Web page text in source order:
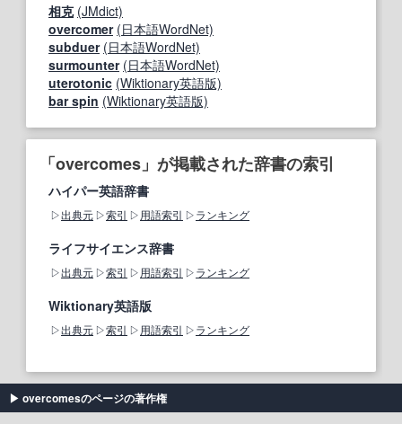
相克 (JMdict)
overcomer (日本語WordNet)
subduer (日本語WordNet)
surmounter (日本語WordNet)
uterotonic (Wiktionary英語版)
bar spin (Wiktionary英語版)
「overcomes」が掲載された辞書の索引
ハイパー英語辞書
出典元 索引 用語索引 ランキング
ライフサイエンス辞書
出典元 索引 用語索引 ランキング
Wiktionary英語版
出典元 索引 用語索引 ランキング
overcomesのページの著作権